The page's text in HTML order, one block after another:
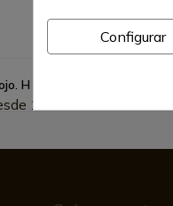
H 10.6
1998
Configurar